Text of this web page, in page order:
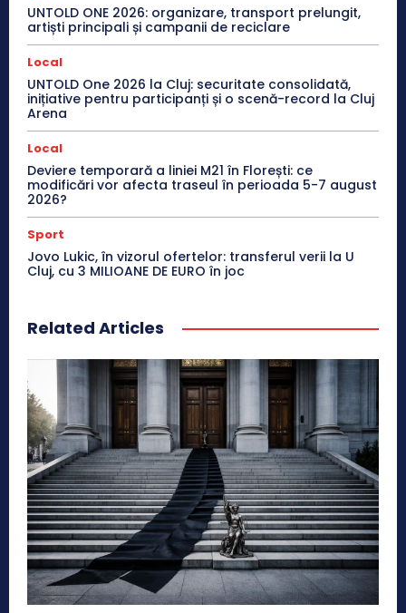
UNTOLD ONE 2026: organizare, transport prelungit,
artiști principali și campanii de reciclare
Local
UNTOLD One 2026 la Cluj: securitate consolidată,
inițiative pentru participanți și o scenă-record la Cluj
Arena
Local
Deviere temporară a liniei M21 în Florești: ce
modificări vor afecta traseul în perioada 5-7 august
2026?
Sport
Jovo Lukic, în vizorul ofertelor: transferul verii la U
Cluj, cu 3 MILIOANE DE EURO în joc
Related Articles